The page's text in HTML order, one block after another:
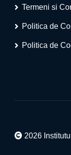
Termeni si
Politica de
Politica de
2026